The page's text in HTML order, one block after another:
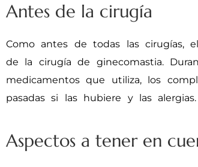
Antes de la cirugía
Como antes de todas las cirugías,
de la cirugía de ginecomastia.
medicamentos que utiliza, los
pasadas si las hubiere y las
Aspectos a tener en